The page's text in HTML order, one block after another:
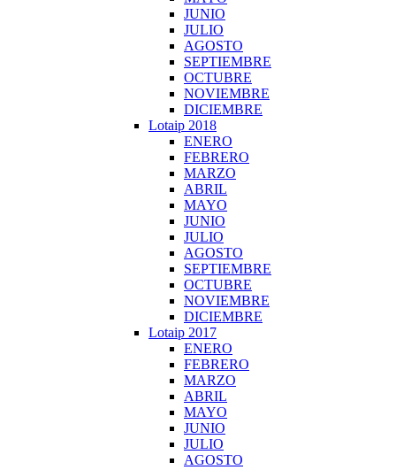
JUNIO
JULIO
AGOSTO
SEPTIEMBRE
OCTUBRE
NOVIEMBRE
DICIEMBRE
Lotaip 2018
ENERO
FEBRERO
MARZO
ABRIL
MAYO
JUNIO
JULIO
AGOSTO
SEPTIEMBRE
OCTUBRE
NOVIEMBRE
DICIEMBRE
Lotaip 2017
ENERO
FEBRERO
MARZO
ABRIL
MAYO
JUNIO
JULIO
AGOSTO